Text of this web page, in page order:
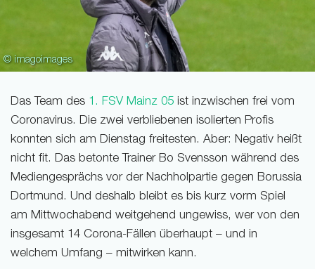
© imagoimages
Das Team des 1. FSV Mainz 05 ist inzwischen frei vom
Coronavirus. Die zwei verbliebenen isolierten Profis
konnten sich am Dienstag freitesten. Aber: Negativ heißt
nicht fit. Das betonte Trainer Bo Svensson während des
Mediengesprächs vor der Nachholpartie gegen Borussia
Dortmund. Und deshalb bleibt es bis kurz vorm Spiel
am Mittwochabend weitgehend ungewiss, wer von den
insgesamt 14 Corona-Fällen überhaupt – und in
welchem Umfang – mitwirken kann.